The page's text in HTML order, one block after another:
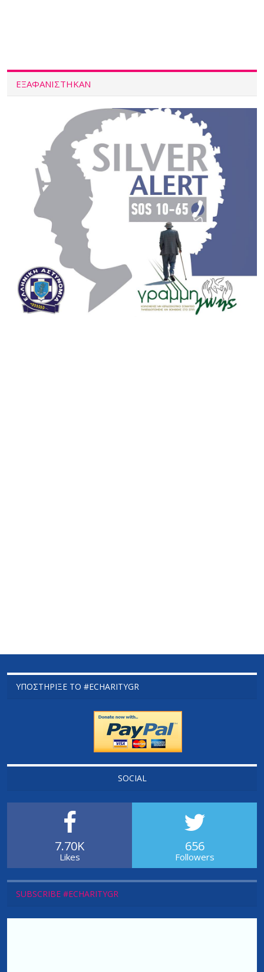
ΕΞΑΦΑΝΙΣΤΗΚΑΝ
ΥΠΟΣΤΉΡΙΞΕ ΤΟ #ECHARITYGR
SOCIAL
7.70K
Likes
656
Followers
SUBSCRIBE #ECHARITYGR